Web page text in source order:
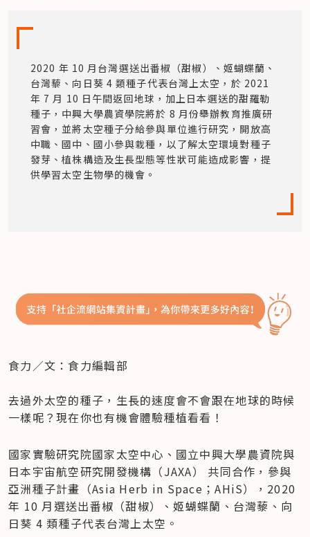
2020 年 10 月台灣選送出番椒（甜椒）、姬蝴蝶蘭、
台灣藜、向日葵 4 類種子代表台灣上太空，於 2021
年 7 月 10 日午間返回地球，加上日本選送的甜羅勒
種子，中興大學農資學院將於 8 月份舉辦教育推廣研
習會，並將太空種子分給參與單位進行研究，開放高
中職、國中、國小參與栽種，以了解太空環境對種子
發芽、植株構造及生長型態等性狀可能造成影響，提
供學習太空生物學的機會。
食力／文：食力編輯部
去過外太空的種子，生長的速度會不會跟在地球的時候
一樣呢？現在你也有機會體驗種植看看！
國家實驗研究院國家太空中心、國立中興大學農資院與
日本宇宙航空研究開發機構（JAXA） 共同合作，參與
亞洲種子計畫（Asia Herb in Space；AHiS），2020
年 10 月選送出番椒（甜椒）、姬蝴蝶蘭、台灣藜、向
日葵 4 類種子代表台灣上太空。